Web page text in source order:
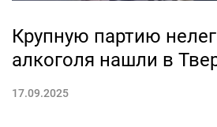
Крупную партию
алкоголя нашли в
17.09.2025